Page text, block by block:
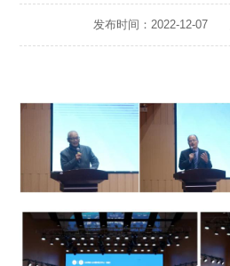
发布时间：2022-12-07